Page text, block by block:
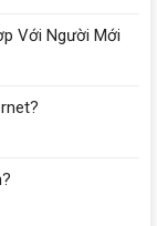
Với Người Mới